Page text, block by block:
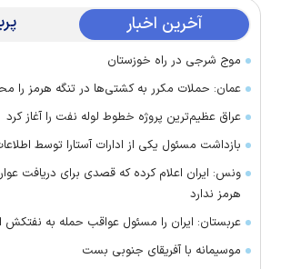
آخرین اخبار
موج شرجی در راه خوزستان
عمان: حملات مکرر به کشتی‌ها در تنگه هرمز را
عراق عظیم‌ترین پروژه خطوط لوله نفت را آغاز کرد
بازداشت مسئول یکی از ادارات آستارا توسط
ونس: ایران اعلام کرده که قصدی برای دریافت
هرمز ندارد
عربستان: ایران را مسئول عواقب حمله به نفتکش
موسیمانه با آفریقای جنوبی بست